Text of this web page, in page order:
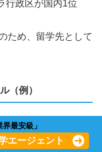
行政区が国内1位
ため、留学先として
（例）
るために生徒を厳し
。
最安級」
エージェント